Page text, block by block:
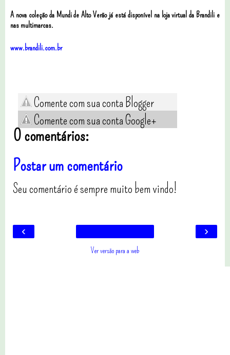
A nova coleção da Mundi de Alto Verão já está disponível na loja virtual da Brandili e
nas multimarcas.
www.brandili.com.br
Comente com sua conta Blogger
Comente com sua conta Google+
0 comentários:
Postar um comentário
Seu comentário é sempre muito bem vindo!
‹ ›
Ver versão para a web